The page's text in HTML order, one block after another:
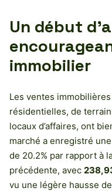
Un début
immobilier
Les ventes immobilières
résidentielles, de
locaux d’affaires, ont
marché a enregistré
de 20.2% par rapport à
précédente, avec
vu une légère hausse